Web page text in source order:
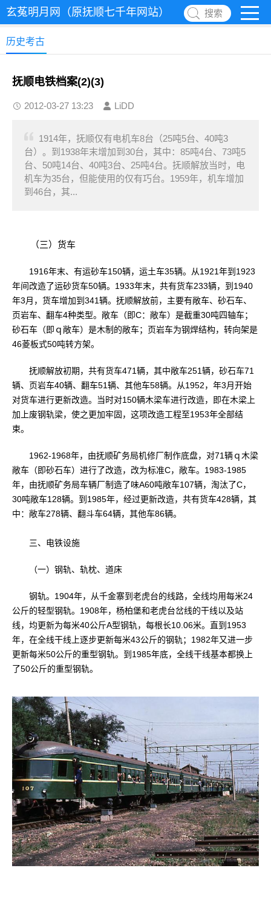
玄菟明月网（原抚顺七千年网站） 搜索
历史考古
抚顺电铁档案(2)(3)
2012-03-27 13:23 LiDD
1914年，抚顺仅有电机车8台（25吨5台、40吨3
台）。到1938年末增加到30台，其中：85吨4台、73吨5
台、50吨14台、40吨3台、25吨4台。抚顺解放当时，电
机车为35台，但能使用的仅有巧台。1959年，机车增加
到46台，其...
（三）货车
1916年末、有运砂车150辆，运土车35辆。从1921年到1923
年间改造了运砂货车50辆。1933年末，共有货车233辆，到1940
年3月，货车增加到341辆。抚顺解放前，主要有敞车、砂石车、
页岩车、翻车4种类型。敞车（即C：敞车）是截重30吨四轴车；
砂石车（即ｑ敞车）是木制的敞车；页岩车为钢焊结构，转向架是
46菱板式50吨转方架。
抚顺解放初期，共有货车471辆，其中敞车251辆，砂石车71
辆、页岩车40辆、翻车51辆、其他车58辆。从1952，年3月开始
对货车进行更新改造。当时对150辆木梁车进行改造，即在木梁上
加上废钢轨梁，使之更加牢固，这项改造工程至1953年全部结
束。
1962-1968年，由抚顺矿务局机修厂制作底盘，对71辆ｑ木梁
敞车（即砂石车）进行了改造，改为标准C，敞车。1983-1985
年，由抚顺矿务局车辆厂制造了味A60吨敞车107辆，淘汰了C，
30吨敞车128辆。到1985年，经过更新改造，共有货车428辆，其
中：敞车278辆、翻斗车64辆，其他车86辆。
三、电铁设施
（一）钢轨、轨枕、道床
钢轨。1904年，从千金寨到老虎台的线路，全线均用每米24
公斤的轻型钢轨。1908年，杨柏堡和老虎台岔线的干线以及站
线，均更新为每米40公斤A型钢轨，每根长10.06米。直到1953
年，在全线干线上逐步更新每米43公斤的钢轨；1982年又进一步
更新每米50公斤的重型钢轨。到1985年底，全线干线基本都换上
了50公斤的重型钢轨。